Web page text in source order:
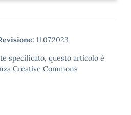
11.07.2023
specificato, questo articolo è
Creative Commons